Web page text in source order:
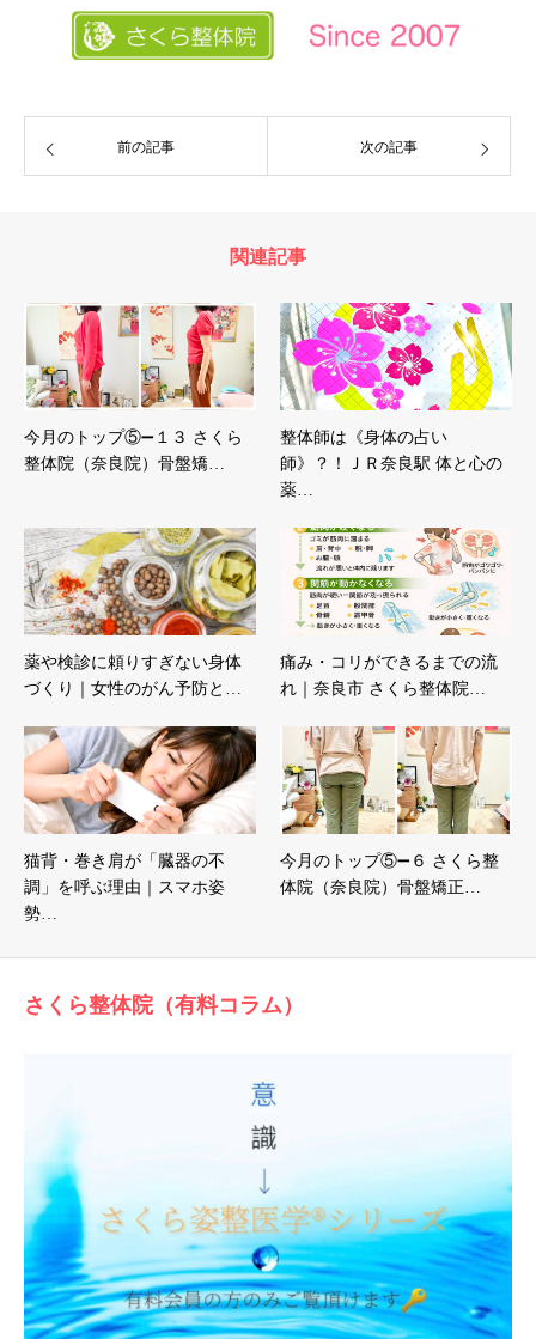
前の記事 次の記事
関連記事
今月のトップ⑤➖１３ さくら
整体院（奈良院）骨盤矯…
整体師は《身体の占い
師》？！ＪＲ奈良駅 体と心の
薬…
薬や検診に頼りすぎない身体
づくり｜女性のがん予防と…
痛み・コリができるまでの流
れ｜奈良市 さくら整体院…
猫背・巻き肩が「臓器の不
調」を呼ぶ理由｜スマホ姿
勢…
今月のトップ⑤➖６ さくら整
体院（奈良院）骨盤矯正…
さくら整体院（有料コラム）